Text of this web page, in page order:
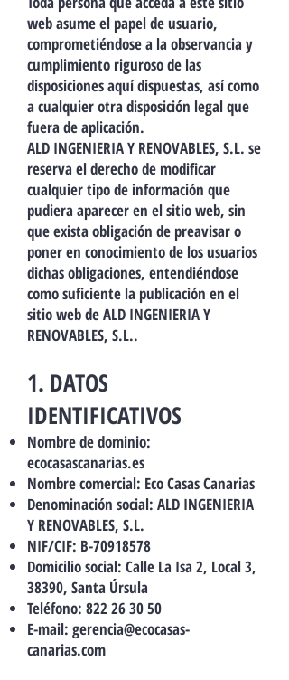
web asume el papel de usuario,
comprometiéndose a la observancia y
cumplimiento riguroso de las
disposiciones aquí dispuestas, así como
a cualquier otra disposición legal que
fuera de aplicación.
ALD INGENIERIA Y RENOVABLES, S.L. se
reserva el derecho de modificar
cualquier tipo de información que
pudiera aparecer en el sitio web, sin
que exista obligación de preavisar o
poner en conocimiento de los usuarios
dichas obligaciones, entendiéndose
como suficiente la publicación en el
sitio web de ALD INGENIERIA Y
RENOVABLES, S.L..
1. DATOS
IDENTIFICATIVOS
Nombre de dominio:
ecocasascanarias.es
Nombre comercial: Eco Casas Canarias
Denominación social: ALD INGENIERIA
Y RENOVABLES, S.L.
NIF/CIF: B-70918578
Domicilio social: Calle La Isa 2, Local 3,
38390, Santa Úrsula
Teléfono: 822 26 30 50
E-mail: gerencia@ecocasas-
canarias.com